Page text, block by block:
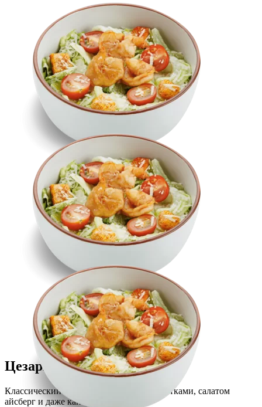
Цезарь с кроватками
Классический Цезарь с тигровыми креветками, салатом
айсберг и даже каперсами